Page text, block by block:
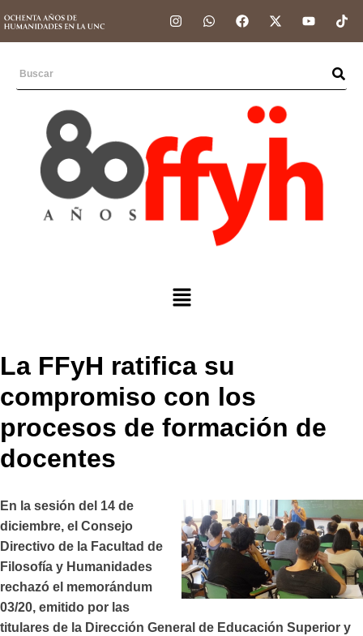
La FFyH ratifica su
compromiso con los
procesos de formación de
docentes
En la sesión del 14 de
diciembre, el Consejo
Directivo de la Facultad de
Filosofía y Humanidades
rechazó el memorándum
03/20, emitido por las
titulares de la Dirección General de Educación Superior y